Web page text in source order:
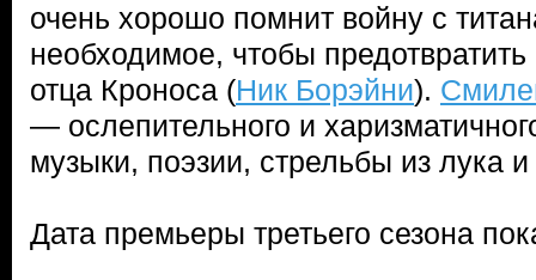
очень хорошо помнит войну с
необходимое, чтобы
отца Кроноса (Ник Борэйни).
— ослепительного и
музыки, поэзии, стрельбы из лука
Дата премьеры третьего сезона